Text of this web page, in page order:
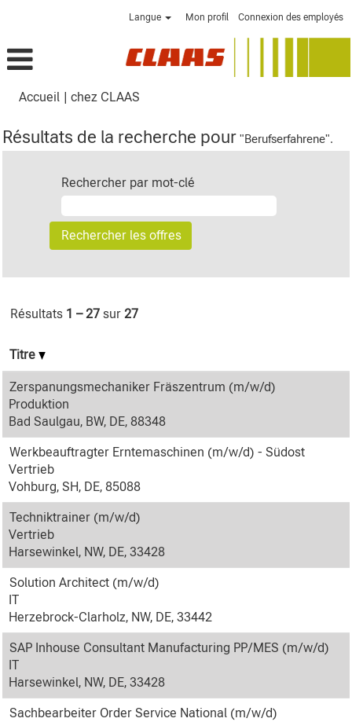
Langue Mon profil Connexion des employés
Accueil | chez CLAAS
Résultats de la recherche pour "Berufserfahrene".
Rechercher par mot-clé
Résultats 1 – 27 sur 27
Titre
Zerspanungsmechaniker Fräszentrum (m/w/d)
Produktion
Bad Saulgau, BW, DE, 88348
Werkbeauftragter Erntemaschinen (m/w/d) - Südost
Vertrieb
Vohburg, SH, DE, 85088
Techniktrainer (m/w/d)
Vertrieb
Harsewinkel, NW, DE, 33428
Solution Architect (m/w/d)
IT
Herzebrock-Clarholz, NW, DE, 33442
SAP Inhouse Consultant Manufacturing PP/MES (m/w/d)
IT
Harsewinkel, NW, DE, 33428
Sachbearbeiter Order Service National (m/w/d)